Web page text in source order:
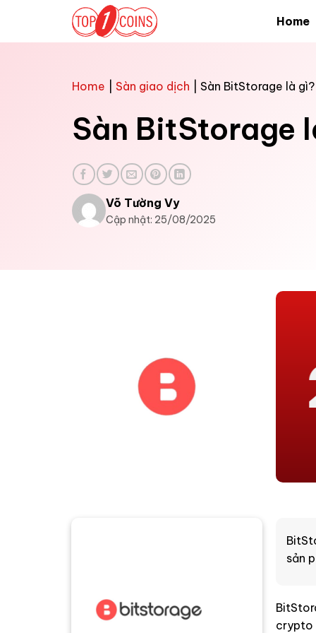
nội
Home
Home Sàn giao dịch Sàn BitStorage là
Sàn BitStorage
Võ Tường Vy
Cập nhật: 25/08/2025
sản
crypto